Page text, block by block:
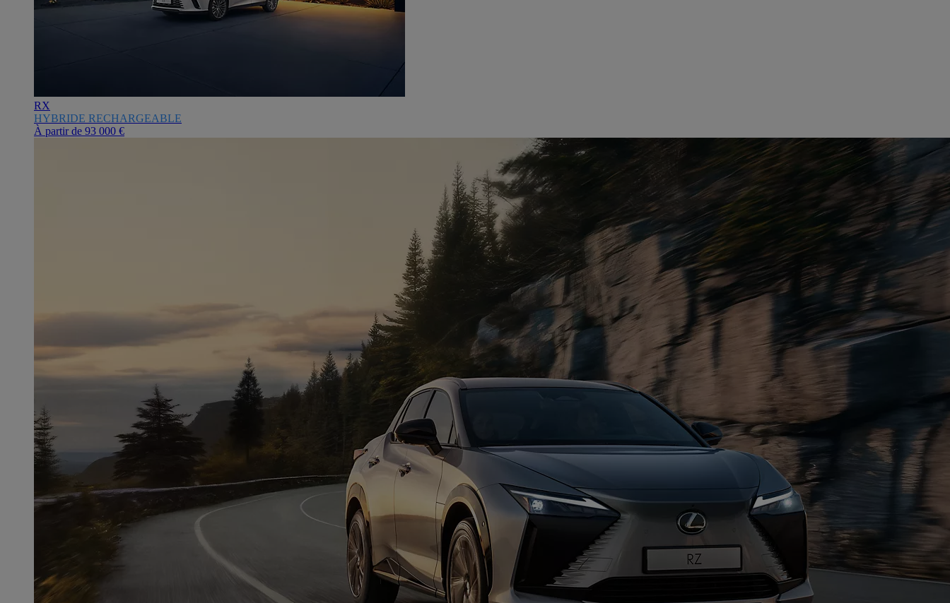
RX
HYBRIDE RECHARGEABLE
À partir de 93 000 €